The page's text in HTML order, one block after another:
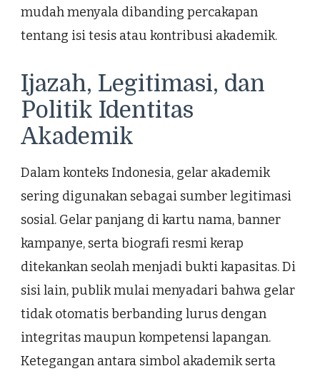
mudah menyala dibanding percakapan
tentang isi tesis atau kontribusi akademik.
Ijazah, Legitimasi, dan
Politik Identitas
Akademik
Dalam konteks Indonesia, gelar akademik
sering digunakan sebagai sumber legitimasi
sosial. Gelar panjang di kartu nama, banner
kampanye, serta biografi resmi kerap
ditekankan seolah menjadi bukti kapasitas. Di
sisi lain, publik mulai menyadari bahwa gelar
tidak otomatis berbanding lurus dengan
integritas maupun kompetensi lapangan.
Ketegangan antara simbol akademik serta